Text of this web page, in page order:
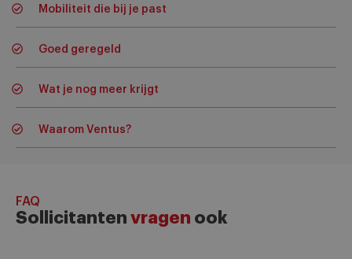
Mobiliteit die bij je past
Goed geregeld
Wat je nog meer krijgt
Waarom Ventus?
FAQ
Sollicitanten vragen ook